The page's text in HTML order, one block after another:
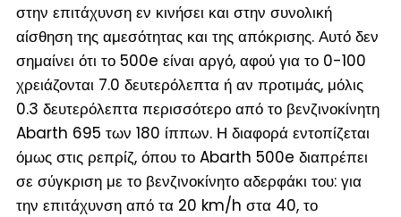
στην επιτάχυνση εν κινήσει και στην συνολική
αίσθηση της αμεσότητας και της απόκρισης. Αυτό δεν
σημαίνει ότι το 500e είναι αργό, αφού για το 0-100
χρειάζονται 7.0 δευτερόλεπτα ή αν προτιμάς, μόλις
0.3 δευτερόλεπτα περισσότερο από το βενζινοκίνητη
Abarth 695 των 180 ίππων. Η διαφορά εντοπίζεται
όμως στις ρεπρίζ, όπου το Abarth 500e διαπρέπει
σε σύγκριση με το βενζινοκίνητο αδερφάκι του: για
την επιτάχυνση από τα 20 km/h στα 40, το